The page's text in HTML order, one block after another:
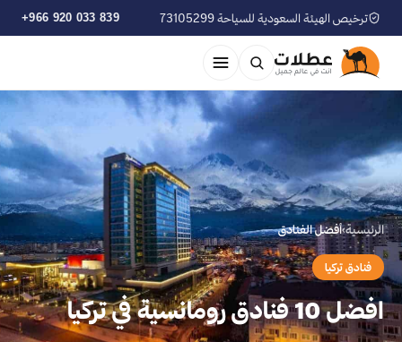
ترخيص الهيئة السعودية للسياحة 73105299 +966 920 033 839
الرئيسية›أفضل الفنادق
فنادق تركيا
افضل 10 فنادق رومانسية في تركيا